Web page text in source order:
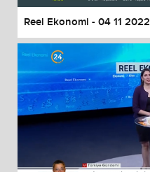
Reel Ekonomi - 04 11 2022